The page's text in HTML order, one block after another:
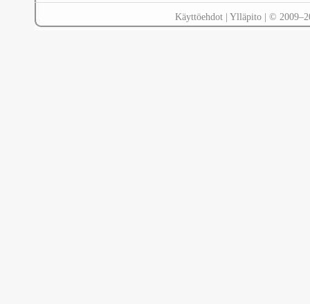
Käyttöehdot| Ylläpito| ©